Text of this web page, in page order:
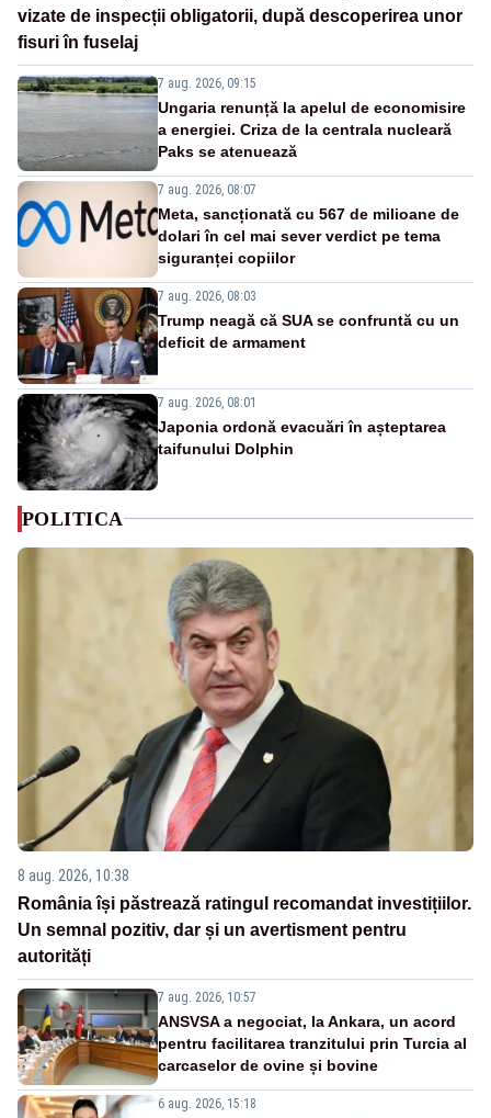
vizate de inspecții obligatorii, după descoperirea unor
fisuri în fuselaj
7 aug. 2026, 09:15
Ungaria renunță la apelul de economisire
a energiei. Criza de la centrala nucleară
Paks se atenuează
7 aug. 2026, 08:07
Meta, sancționată cu 567 de milioane de
dolari în cel mai sever verdict pe tema
siguranței copiilor
7 aug. 2026, 08:03
Trump neagă că SUA se confruntă cu un
deficit de armament
7 aug. 2026, 08:01
Japonia ordonă evacuări în așteptarea
taifunului Dolphin
POLITICA
8 aug. 2026, 10:38
România își păstrează ratingul recomandat investițiilor.
Un semnal pozitiv, dar și un avertisment pentru
autorități
7 aug. 2026, 10:57
ANSVSA a negociat, la Ankara, un acord
pentru facilitarea tranzitului prin Turcia al
carcaselor de ovine și bovine
6 aug. 2026, 15:18